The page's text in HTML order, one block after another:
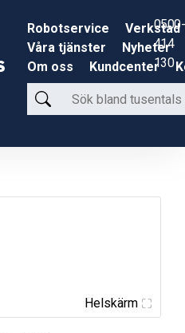
Robotservice
Verkstad
Våra tjänster
Nyheter
Om oss
Kundcenter
Sök
bland
produkter
0500-
414
130
Helskärm